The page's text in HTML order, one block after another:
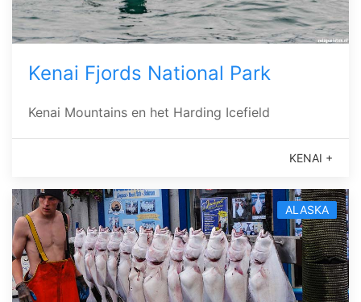
Kenai Fjords National Park
Kenai Mountains en het Harding Icefield
KENAI +
ALASKA